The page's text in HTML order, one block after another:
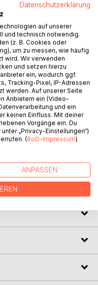
Kindheit am liebsten
den jüngeren Noah
das Blatt
verhalf. Noahs labile
Chance auf ein
Mord am besten
Jugendalter in die
ihn zurück. Doch
für ihn und
Psychiater Noahs tot
Wendungen
Datenschutzerklärung
auf unserer
und technisch notwendig.
(z. B. Cookies oder
um zu messen, wie häufig
wird. Wir verwenden
und setzen hierzu
ein, wodurch ggf.
Tracking-Pixel, IP-Adressen
werden. Auf unserer Seite
Anbietern ein (Video-
und ein
keinen Einfluss. Mit deiner
Vorgänge ein. Du
„Privacy-Einstellungen“)
(BoD-Impressum)
ANPASSEN